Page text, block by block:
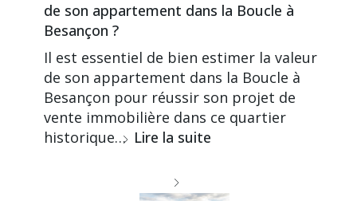
de son appartement dans la Boucle à
Besançon ?
Il est essentiel de bien estimer la valeur
de son appartement dans la Boucle à
Besançon pour réussir son projet de
vente immobilière dans ce quartier
historique… Lire la suite